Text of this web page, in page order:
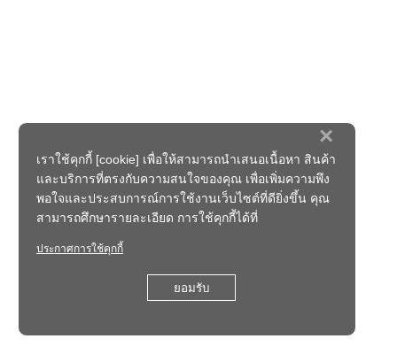
×
เราใช้คุกกี้ [cookie] เพื่อให้สามารถนำเสนอเนื้อหา สินค้า
และบริการที่ตรงกับความสนใจของคุณ เพื่อเพิ่มความพึง
พอใจและประสบการณ์การใช้งานเว็บไซต์ที่ดียิ่งขึ้น คุณ
สามารถศึกษารายละเอียด การใช้คุกกี้ได้ที่
ประกาศการใช้คุกกี้
ยอมรับ